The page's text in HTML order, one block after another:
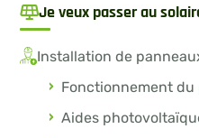
Je veux passer au
Installation de
Fonctionnement
Aides